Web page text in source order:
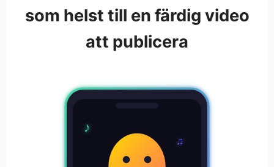
som helst till en färdig video
att publicera
♪
♫